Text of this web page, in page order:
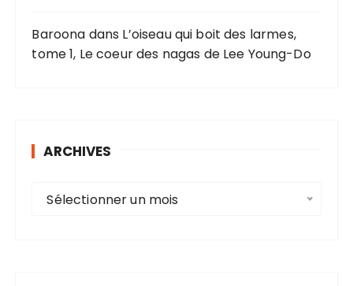
Baroona dans L’oiseau qui boit des larmes,
tome 1, Le coeur des nagas de Lee Young-Do
ARCHIVES
Sélectionner un mois